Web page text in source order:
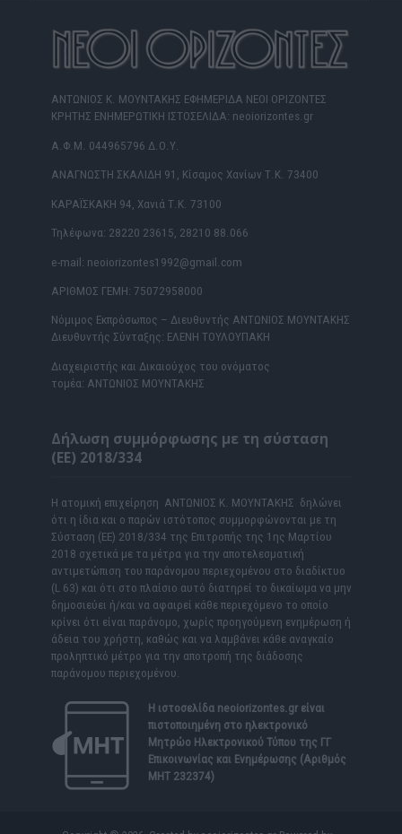
ΑΝΤΩΝΙΟΣ Κ. ΜΟΥΝΤΑΚΗΣ ΕΦΗΜΕΡΙΔΑ ΝΕΟΙ ΟΡΙΖΟΝΤΕΣ
ΚΡΗΤΗΣ ΕΝΗΜΕΡΩΤΙΚΗ ΙΣΤΟΣΕΛΙΔΑ: neoiorizontes.gr
Α.Φ.Μ. 044965796 Δ.Ο.Υ.
ΑΝΑΓΝΩΣΤΗ ΣΚΑΛΙΔΗ 91, Κίσαμος Χανίων Τ.Κ. 73400
ΚΑΡΑΪΣΚΑΚΗ 94, Χανιά Τ.Κ. 73100
Τηλέφωνα: 28220 23615, 28210 88.066
e-mail: neoiorizontes1992@gmail.com
ΑΡΙΘΜΟΣ ΓΕΜΗ: 75072958000
Νόμιμος Εκπρόσωπος – Διευθυντής ΑΝΤΩΝΙΟΣ ΜΟΥΝΤΑΚΗΣ
Διευθυντής Σύνταξης: ΕΛΕΝΗ ΤΟΥΛΟΥΠΑΚΗ
Διαχειριστής και Δικαιούχος του ονόματος
τομέα: ΑΝΤΩΝΙΟΣ ΜΟΥΝΤΑΚΗΣ
Δήλωση συμμόρφωσης με τη σύσταση
(ΕΕ) 2018/334
Η ατομική επιχείρηση ΑΝΤΩΝΙΟΣ Κ. ΜΟΥΝΤΑΚΗΣ δηλώνει
ότι η ίδια και ο παρών ιστότοπος συμμορφώνονται με τη
Σύσταση (ΕΕ) 2018/334 της Επιτροπής της 1ης Μαρτίου
2018 σχετικά με τα μέτρα για την αποτελεσματική
αντιμετώπιση του παράνομου περιεχομένου στο διαδίκτυο
(L 63) και ότι στο πλαίσιο αυτό διατηρεί το δικαίωμα να μην
δημοσιεύει ή/και να αφαιρεί κάθε περιεχόμενο το οποίο
κρίνει ότι είναι παράνομο, χωρίς προηγούμενη ενημέρωση ή
άδεια του χρήστη, καθώς και να λαμβάνει κάθε αναγκαίο
προληπτικό μέτρο για την αποτροπή της διάδοσης
παράνομου περιεχομένου.
Η ιστοσελίδα neoiorizontes.grείναι
πιστοποιημένη στο ηλεκτρονικό
Μητρώο Ηλεκτρονικού Τύπου της ΓΓ
Επικοινωνίας και Ενημέρωσης (Αριθμός
ΜΗΤ 232374)